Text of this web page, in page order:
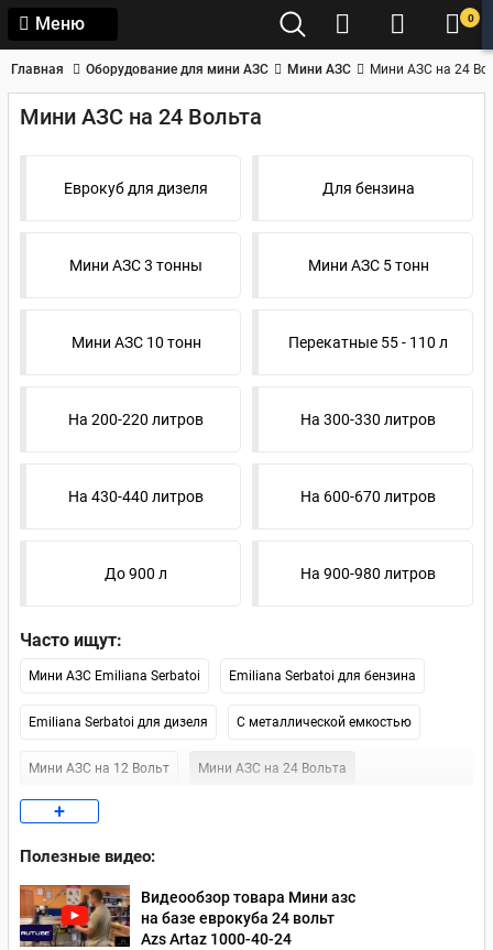
Меню 0
Главная Оборудование для мини АЗС Мини АЗС Мини АЗС на 24
Мини АЗС на 24 Вольта
Еврокуб для дизеля Для бензина
Мини АЗС 3 тонны Мини АЗС 5 тонн
Мини АЗС 10 тонн Перекатные 55 - 110 л
На 200-220 литров На 300-330 литров
На 430-440 литров На 600-670 литров
До 900 л На 900-980 литров
Часто ищут:
Мини АЗС Emiliana Serbatoi Emiliana Serbatoi для бензина
Emiliana Serbatoi для дизеля С металлической емкостью
Мини АЗС на 12 Вольт Мини АЗС на 24 Вольта
Мини АЗС на 220 Вольт
Мини АЗС Artaz
Мини АЗС Kingspan Москва (наличие) СПб (наличие)
+
Полезные видео:
Видеообзор товара Мини азс
на базе еврокуба 24 вольт
Azs Artaz 1000-40-24